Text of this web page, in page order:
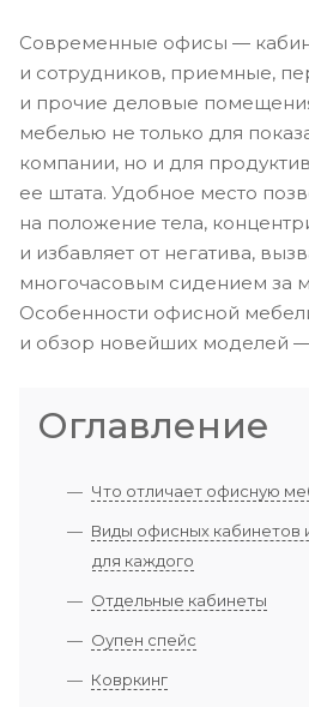
Современные офисы —
и сотрудников, приемные,
и прочие деловые
мебелью не только для
компании, но и для
ее штата. Удобное место
на положение тела,
и избавляет от негатива,
многочасовым сидением за
Особенности офисной
и обзор новейших моделей —
Оглавление
Что отличает офисную
Виды офисных кабинетов
для каждого
Отдельные кабинеты
Оупен спейс
Ковркинг